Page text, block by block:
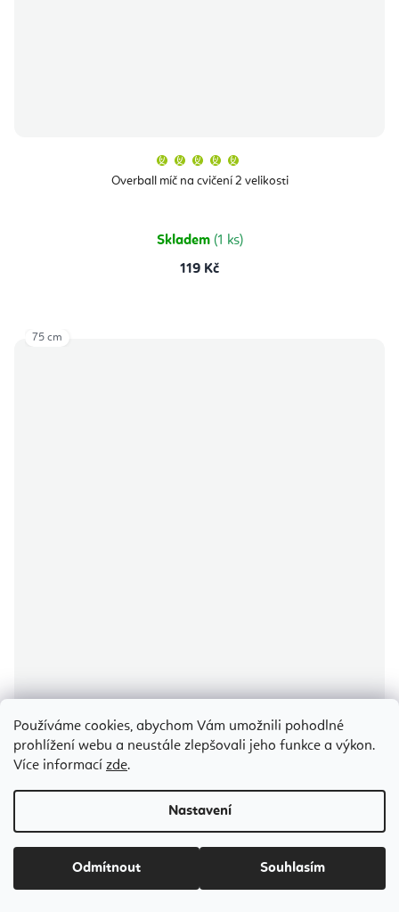
Používáme cookies, abychom Vám umožnili pohodlné
prohlížení webu a neustále zlepšovali jeho funkce a výkon.
Více informací zde.
Nastavení
Odmítnout Souhlasím
Overball míč na cvičení 2 velikosti
produktu
je
Skladem (1 ks)
119 Kč
Bodhi FIT míč na cvičení Excercise Ball 3 velikosti
Průměrné
hodnocení
produktu
5
Odesíláme do 5-7 dnů
75 cm